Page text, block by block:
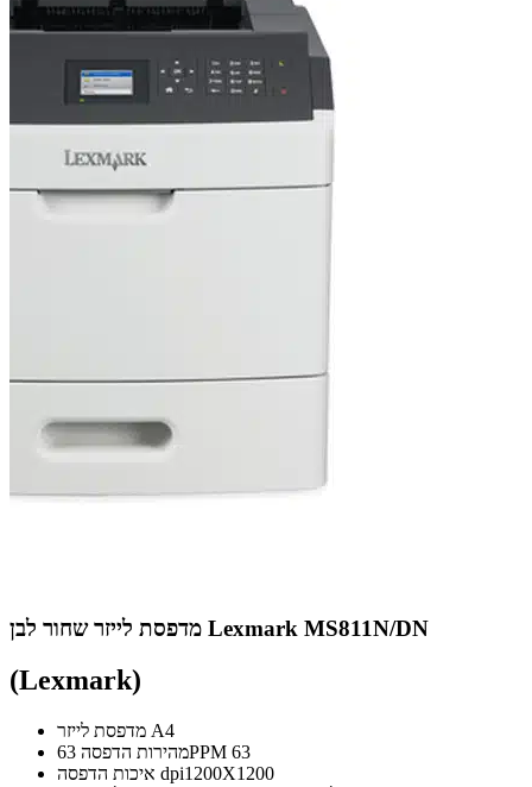
מדפסת לייזר שחור לבן Lexmark MS811N/DN
(Lexmark)
מדפסת לייזר A4
מהירות הדפסה 63PPM 63
איכות הדפסה dpi1200X1200